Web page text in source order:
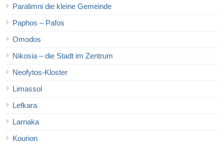
Paralimni die kleine Gemeinde
Paphos – Pafos
Omodos
Nikosia – die Stadt im Zentrum
Neofytos-Kloster
Limassol
Lefkara
Larnaka
Kourion